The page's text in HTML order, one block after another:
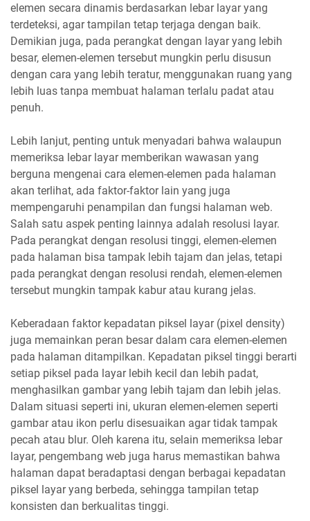
elemen secara dinamis berdasarkan lebar layar yang
terdeteksi, agar tampilan tetap terjaga dengan baik.
Demikian juga, pada perangkat dengan layar yang lebih
besar, elemen-elemen tersebut mungkin perlu disusun
dengan cara yang lebih teratur, menggunakan ruang yang
lebih luas tanpa membuat halaman terlalu padat atau
penuh.
Lebih lanjut, penting untuk menyadari bahwa walaupun
memeriksa lebar layar memberikan wawasan yang
berguna mengenai cara elemen-elemen pada halaman
akan terlihat, ada faktor-faktor lain yang juga
mempengaruhi penampilan dan fungsi halaman web.
Salah satu aspek penting lainnya adalah resolusi layar.
Pada perangkat dengan resolusi tinggi, elemen-elemen
pada halaman bisa tampak lebih tajam dan jelas, tetapi
pada perangkat dengan resolusi rendah, elemen-elemen
tersebut mungkin tampak kabur atau kurang jelas.
Keberadaan faktor kepadatan piksel layar (pixel density)
juga memainkan peran besar dalam cara elemen-elemen
pada halaman ditampilkan. Kepadatan piksel tinggi berarti
setiap piksel pada layar lebih kecil dan lebih padat,
menghasilkan gambar yang lebih tajam dan lebih jelas.
Dalam situasi seperti ini, ukuran elemen-elemen seperti
gambar atau ikon perlu disesuaikan agar tidak tampak
pecah atau blur. Oleh karena itu, selain memeriksa lebar
layar, pengembang web juga harus memastikan bahwa
halaman dapat beradaptasi dengan berbagai kepadatan
piksel layar yang berbeda, sehingga tampilan tetap
konsisten dan berkualitas tinggi.